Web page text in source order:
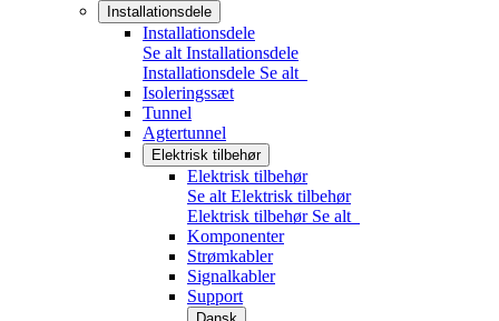
Installationsdele
Installationsdele
Se alt Installationsdele
Installationsdele Se alt
Isoleringssæt
Tunnel
Agtertunnel
Elektrisk tilbehør
Elektrisk tilbehør
Se alt Elektrisk tilbehør
Elektrisk tilbehør Se alt
Komponenter
Strømkabler
Signalkabler
Support